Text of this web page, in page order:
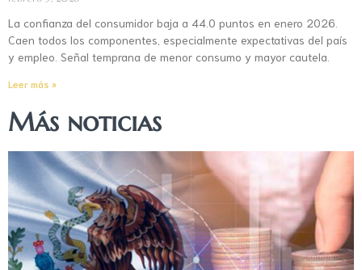
La confianza del consumidor baja a 44.0 puntos en enero 2026.
Caen todos los componentes, especialmente expectativas del país
y empleo. Señal temprana de menor consumo y mayor cautela.
Leer más »
Más noticias